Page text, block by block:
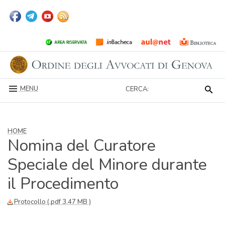
MENU CERCA:
HOME
Nomina del Curatore
Speciale del Minore durante
il Procedimento
Protocollo (.pdf 3.47 MB )